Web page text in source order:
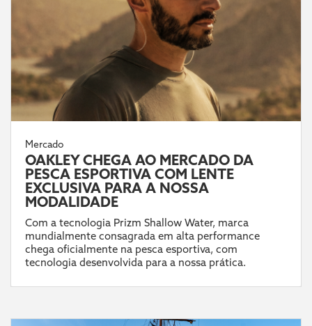
Mercado
OAKLEY CHEGA AO MERCADO DA
PESCA ESPORTIVA COM LENTE
EXCLUSIVA PARA A NOSSA
MODALIDADE
Com a tecnologia Prizm Shallow Water, marca
mundialmente consagrada em alta performance
chega oficialmente na pesca esportiva, com
tecnologia desenvolvida para a nossa prática.